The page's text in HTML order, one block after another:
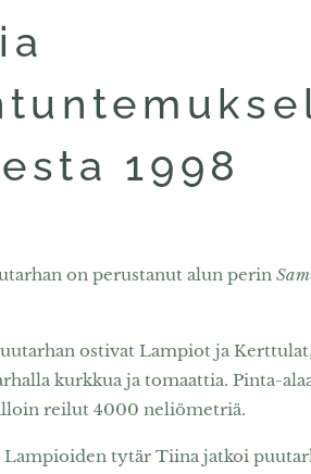
1998
on perustanut alun perin
ostivat Lampiot ja
kurkkua ja tomaattia. Pinta-
reilut 4000 neliömetriä.
Lampioiden tytär Tiina jatkoi